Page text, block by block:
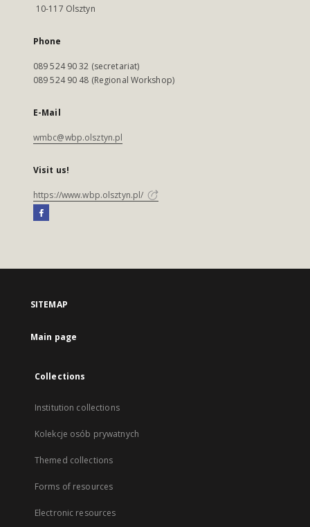
10-117 Olsztyn
Phone
089 524 90 32 (secretariat)
089 524 90 48 (Regional Workshop)
E-Mail
wmbc@wbp.olsztyn.pl
Visit us!
https://www.wbp.olsztyn.pl/
SITEMAP
Main page
Collections
Institution collections
Kolekcje osób prywatnych
Themed collections
Forms of resources
Electronic resources